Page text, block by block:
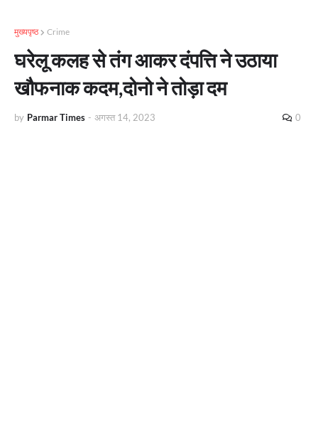
मुख्यपृष्ठ Crime
घरेलू कलह से तंग आकर दंपत्ति ने उठाया
खौफनाक कदम,दोनो ने तोड़ा दम
by Parmar Times - अगस्त 14, 2023 0